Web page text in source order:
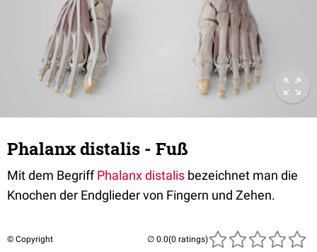
Phalanx distalis - Fuß
Mit dem BegriffPhalanx distalis bezeichnet man die
Knochen der Endglieder von Fingern und Zehen.
© Copyright (0 ratings)